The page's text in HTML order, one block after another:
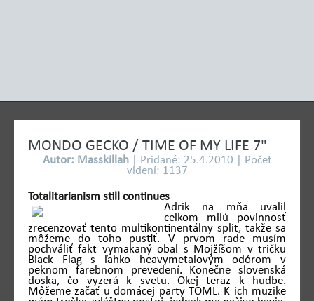
MONDO GECKO / TIME OF MY LIFE 7"
Autor: Masskillah| Pridané: 25.4.2010 | Počet
videní: 1137
Totalitarianism still continues
Adrik na mňa uvalil
celkom milú povinnosť
zrecenzovať tento multikontinentálny split, takže sa
môžeme do toho pustiť. V prvom rade musím
pochváliť fakt vymakaný obal s Mojžíšom v tričku
Black Flag s ľahko heavymetalovým odórom v
peknom farebnom prevedení. Konečne slovenská
doska, čo vyzerá k svetu. Okej teraz k hudbe.
Môžeme začať u domácej party TOML. K ich muzike